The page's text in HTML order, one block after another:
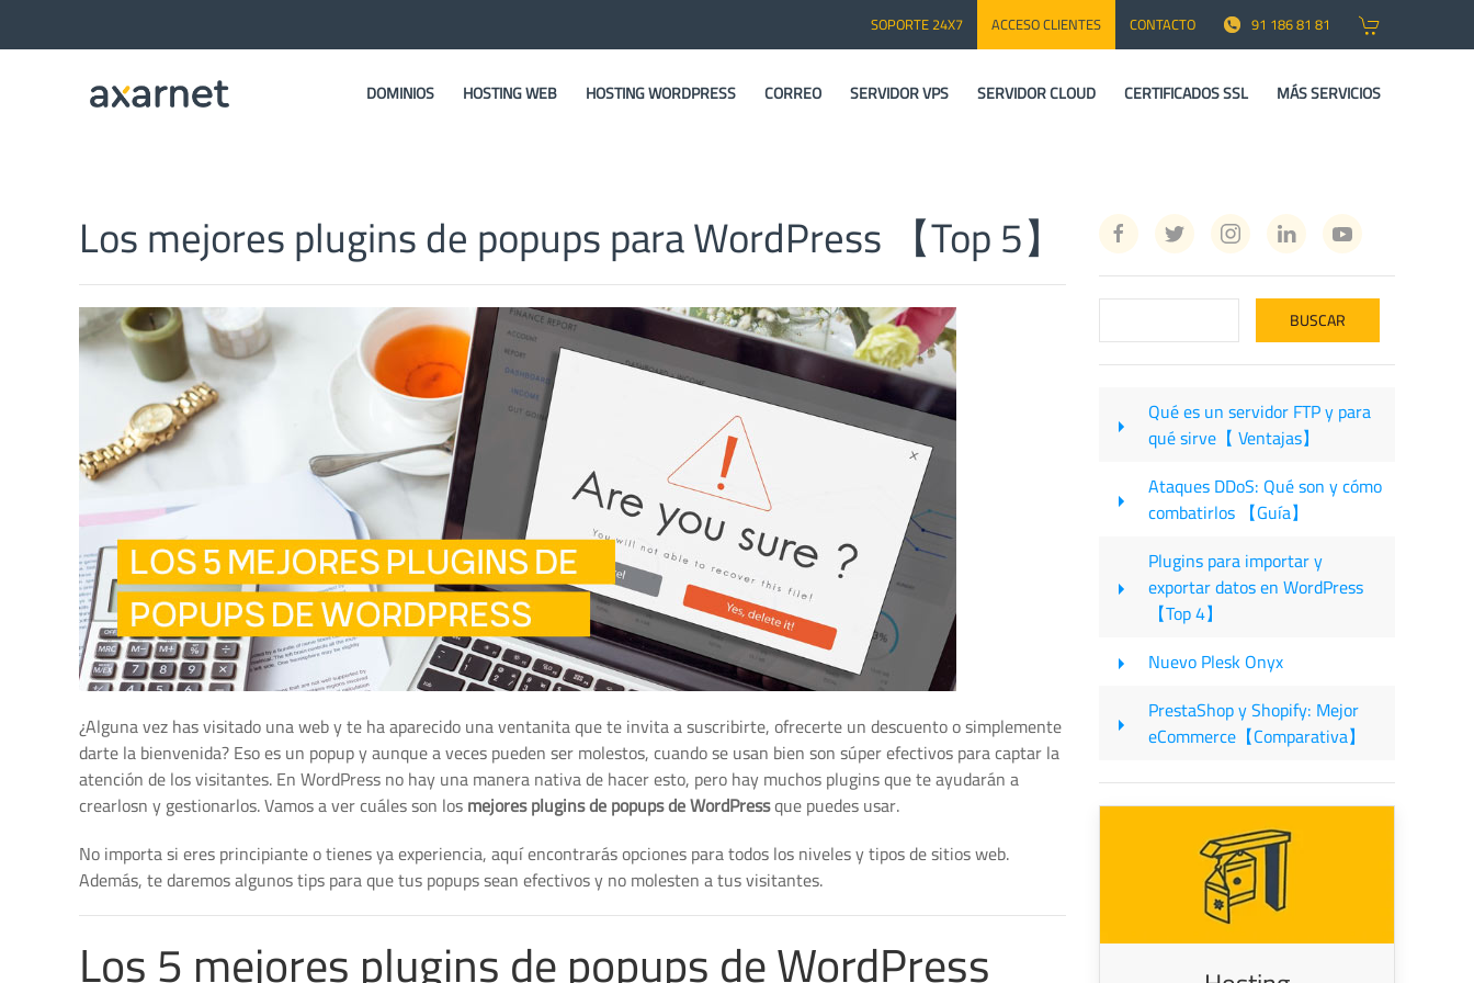
SOPORTE 24X7 ACCESO CLIENTES CONTACTO 91 186 81 81
DOMINIOS HOSTING WEB HOSTING WORDPRESS CORREO SERVIDOR VPS SERVIDOR CLOUD CERTIFICADOS SSL MÁS SERVICIOS
Los mejores plugins de popups para WordPress 【Top 5】
¿Alguna vez has visitado una web y te ha aparecido una ventanita que te invita a suscribirte, ofrecerte un descuento o simplemente
darte la bienvenida? Eso es un popup y aunque a veces pueden ser molestos, cuando se usan bien son súper efectivos para captar la
atención de los visitantes. En WordPress no hay una manera nativa de hacer esto, pero hay muchos plugins que te ayudarán a
crearlosn y gestionarlos. Vamos a ver cuáles son losmejores plugins de popups de WordPressque puedes usar.
No importa si eres principiante o tienes ya experiencia, aquí encontrarás opciones para todos los niveles y tipos de sitios web.
Además, te daremos algunos tips para que tus popups sean efectivos y no molesten a tus visitantes.
Los 5 mejores plugins de popups de WordPress
Qué es un servidor FTP y para
qué sirve【 Ventajas】
Ataques DDoS: Qué son y cómo
combatirlos 【Guía】
Plugins para importar y
exportar datos en WordPress
【Top 4】
Nuevo Plesk Onyx
PrestaShop y Shopify: Mejor
eCommerce【Comparativa】